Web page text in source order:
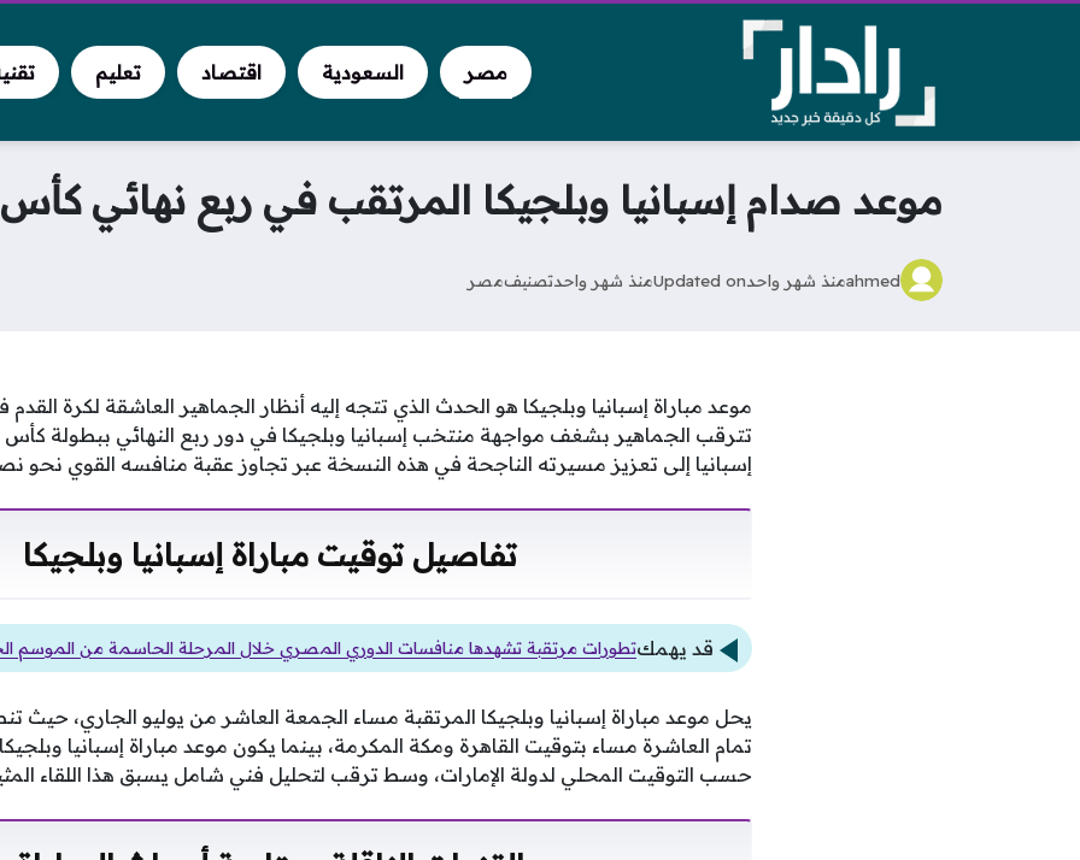
مصر السعودية اقتصاد تعليم
موعد صدام إسبانيا وبلجيكا المرتقب في ربع نهائي كأس
ahmedمنذ شهر واحدUpdated onمنذ شهر واحدتصنيفمصر
موعد مباراة إسبانيا وبلجيكا هو الحدث الذي تتجه إليه أنظار الجماهير العاشقة لكرة
تترقب الجماهير بشغف مواجهة منتخب إسبانيا وبلجيكا في دور ربع النهائي ببطولة
إسبانيا إلى تعزيز مسيرته الناجحة في هذه النسخة عبر تجاوز عقبة منافسه القوي نحو
تفاصيل توقيت مباراة إسبانيا وبلجيكا
قد يهمكتطورات مرتقبة تشهدها منافسات الدوري المصري خلال المرحلة الحاسمة من الموسم
يحل موعد مباراة إسبانيا وبلجيكا المرتقبة مساء الجمعة العاشر من يوليو الجاري، حيث
تمام العاشرة مساء بتوقيت القاهرة ومكة المكرمة، بينما يكون موعد مباراة إسبانيا
حسب التوقيت المحلي لدولة الإمارات، وسط ترقب لتحليل فني شامل يسبق هذا اللقاء